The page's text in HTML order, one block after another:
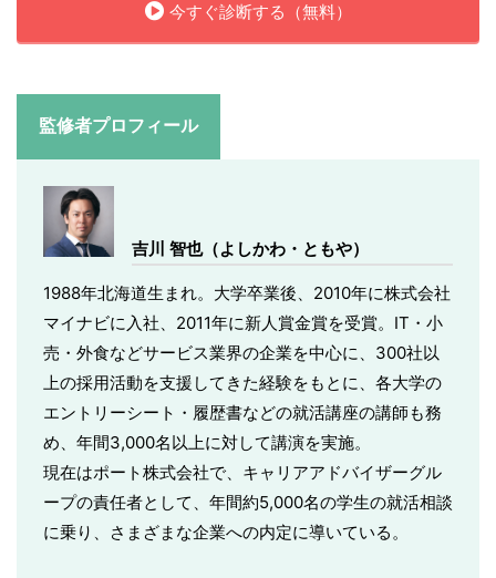
今すぐ診断する（無料）
監修者プロフィール
吉川 智也（よしかわ・ともや）
1988年北海道生まれ。大学卒業後、2010年に株式会社
マイナビに入社、2011年に新人賞金賞を受賞。IT・小
売・外食などサービス業界の企業を中心に、300社以
上の採用活動を支援してきた経験をもとに、各大学の
エントリーシート・履歴書などの就活講座の講師も務
め、年間3,000名以上に対して講演を実施。
現在はポート株式会社で、キャリアアドバイザーグル
ープの責任者として、年間約5,000名の学生の就活相談
に乗り、さまざまな企業への内定に導いている。